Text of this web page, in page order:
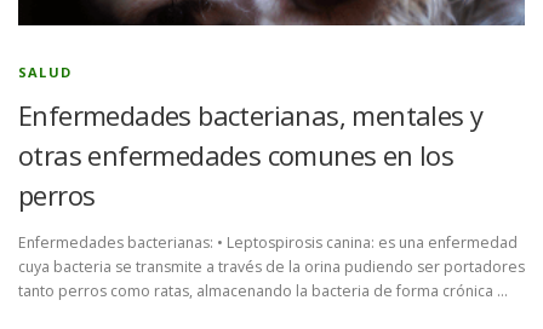
SALUD
Enfermedades bacterianas, mentales y
otras enfermedades comunes en los
perros
Enfermedades bacterianas: • Leptospirosis canina: es una enfermedad
cuya bacteria se transmite a través de la orina pudiendo ser portadores
tanto perros como ratas, almacenando la bacteria de forma crónica …